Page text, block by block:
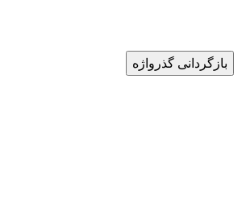
بازگردانی گذرواژه